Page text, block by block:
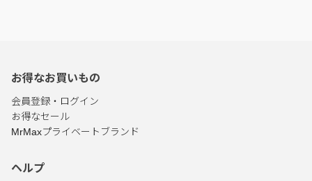
お得なお買いもの
会員登録・ログイン
お得なセール
MrMaxプライベートブランド
ヘルプ